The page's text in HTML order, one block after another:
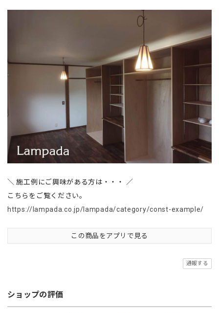
＼ 施工例にご興味がある方は・・・ ／
こちらをご覧ください。
https://lampada.co.jp/lampada/category/const-example/
この商品をアプリで見る
通報する
ショップの評価